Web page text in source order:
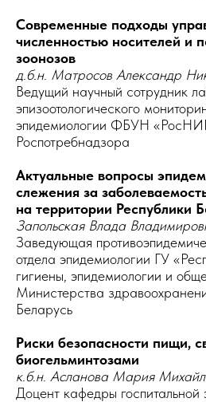
Современные подходы
численностью носителей и
зоонозов
д.б.н. Матросов Александр
Ведущий научный сотрудник
эпизоотологического
эпидемиологии ФБУН
Роспотребнадзора
Актуальные вопросы
слежения за
на территории Республики
Запольская Влада
Заведующая
отдела эпидемиологии ГУ
гигиены, эпидемиологии и
Министерства
Беларусь
Риски безопасности пищи,
биогельминтозами
к.б.н. Асланова Мария
Доцент кафедры госпитальной